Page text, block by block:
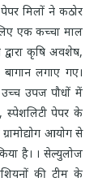
मिलों ने कठोर
एक कच्चा माल
कृषि अवशेष,
लगाए गए।
उच्च उपज पौधों में
स्पेशलिटी पेपर के
आयोग से
है। । सेल्युलोज
की टीम के